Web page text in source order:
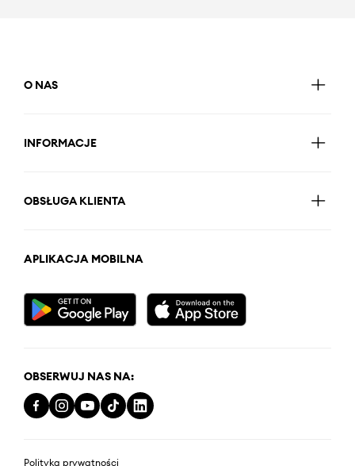
O NAS
INFORMACJE
OBSŁUGA KLIENTA
APLIKACJA MOBILNA
OBSERWUJ NAS NA:
Polityka prywatności